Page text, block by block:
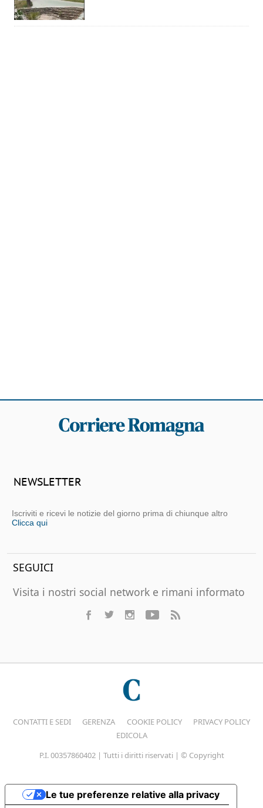
NEWSLETTER
Iscriviti e ricevi le notizie del giorno prima di chiunque altro
Clicca qui
SEGUICI
Visita i nostri social network e rimani informato
CONTATTI E SEDI GERENZA COOKIE POLICY
PRIVACY POLICY
EDICOLA
P.I. 00357860402 | Tutti i diritti riservati | © Copyright
Le tue preferenze relative alla privacy